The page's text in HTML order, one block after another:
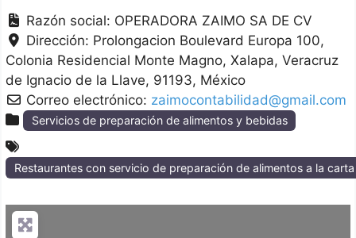
Razón social: OPERADORA ZAIMO SA DE CV
Dirección: Prolongacion Boulevard Europa 100,
Colonia Residencial Monte Magno Xalapa Veracruz
de Ignacio de la Llave 91193 México
Correo electrónico: zaimocontabilidad@gmail.com
Servicios de preparación de alimentos y bebidas
Restaurantes con servicio de preparación de alimentos a la